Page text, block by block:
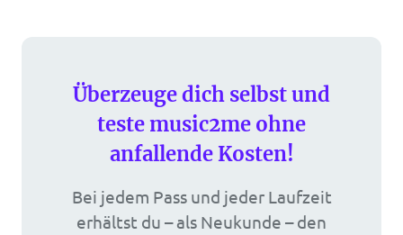
Überzeuge dich selbst und
teste music2me ohne
anfallende Kosten!
Bei jedem Pass und jeder Laufzeit
erhältst du – als Neukunde – den